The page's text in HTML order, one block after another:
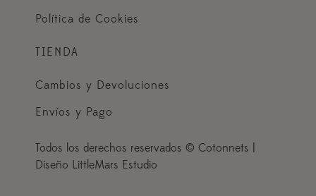
Política de Cookies
TIENDA
Cambios y Devoluciones
Envíos y Pago
Todos los derechos reservados © Cotonnets |
Diseño LittleMars Estudio